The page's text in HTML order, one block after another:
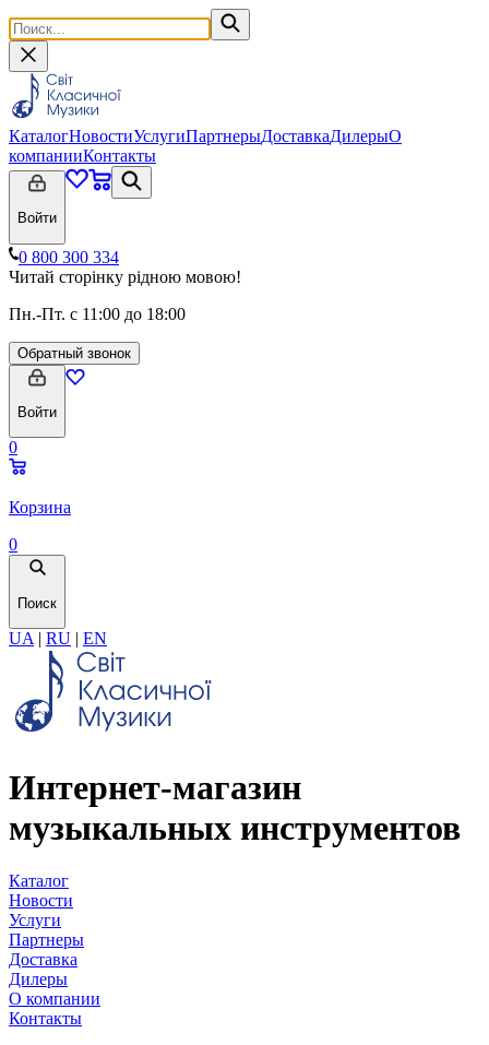
КаталогНовостиУслугиПартнерыДоставкаДилерыО
компанииКонтакты
Войти
0 800 300 334
Читай сторінку рідною мовою!
Пн.-Пт. с 11:00 до 18:00
Обратный звонок
Войти
0
Корзина
0
Поиск
UA | RU | EN
Интернет-магазин
музыкальных инструментов
Каталог
Новости
Услуги
Партнеры
Доставка
Дилеры
О компании
Контакты